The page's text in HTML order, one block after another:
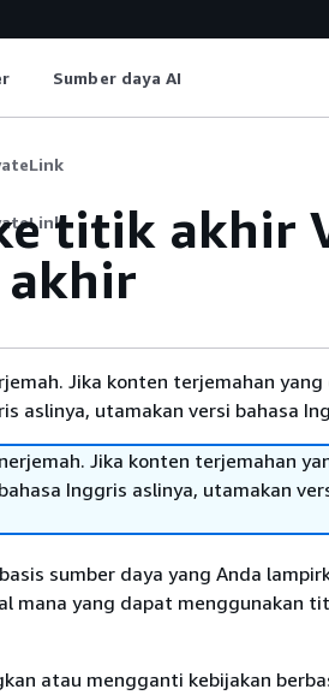
Sumber daya AI
titik akhir
Jika konten terjemahan yang
aslinya, utamakan versi bahasa
Jika konten terjemahan
Inggris aslinya, utamakan
sumber daya yang Anda
mana yang dapat menggunakan
atau mengganti kebijakan